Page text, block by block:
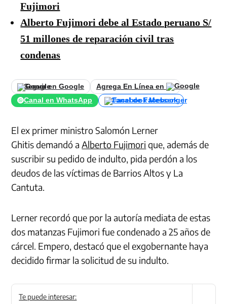
Fujimori
Alberto Fujimori debe al Estado peruano S/
51 millones de reparación civil tras
condenas
Seguir en Google
Agrega En Línea en
Canal en WhatsApp
Canal de Facebook
El ex primer ministro Salomón Lerner
Ghitis demandó aAlberto Fujimori que, además de
suscribir su pedido de indulto, pida perdón a los
deudos de las víctimas de Barrios Altos y La
Cantuta.
Lerner recordó que por la autoría mediata de estas
dos matanzas Fujimori fue condenado a 25 años de
cárcel. Empero, destacó que el exgobernante haya
decidido firmar la solicitud de su indulto.
Te puede interesar: